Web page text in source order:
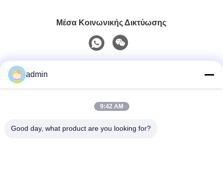
Μέσα Κοινωνικής Δικτύωσης
0086-551-65396351
admin
9:42 AM
Good day, what product are you looking for?